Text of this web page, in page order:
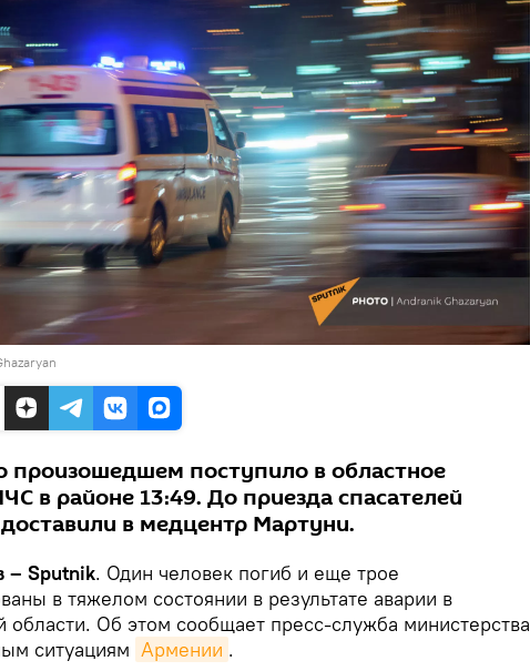
произошедшем поступило в областное
в районе 13։49. До приезда спасателей
в медцентр Мартуни.
– Sputnik. Один человек погиб и еще трое
в тяжелом состоянии в результате аварии в
области. Об этом сообщает пресс-служба министерства
ситуациям Армении .